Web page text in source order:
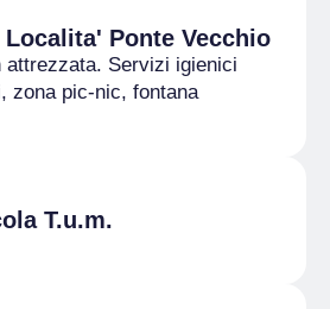
Ponte Vecchio
attrezzata. Servizi igienici
zona pic-nic, fontana
T.u.m.